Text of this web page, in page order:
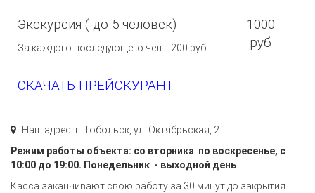
Экскурсия ( до 5 человек)
За каждого последующего чел. - 200 руб.
1000
руб
СКАЧАТЬ ПРЕЙСКУРАНТ
Наш адрес: г. Тобольск, ул. Октябрьская, 2.
Режим работы объекта: со вторника по воскресенье, с
10:00 до 19:00. Понедельник - выходной день
Касса заканчивают свою работу за 30 минут до закрытия